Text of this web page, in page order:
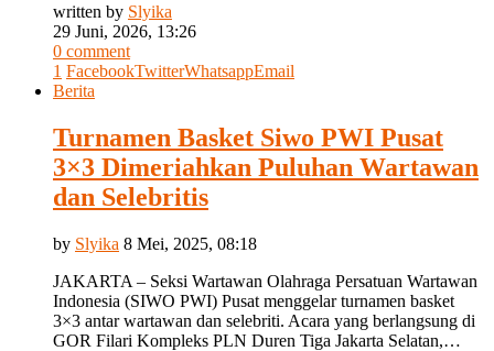
written by Slyika
29 Juni, 2026, 13:26
0 comment
1 FacebookTwitterWhatsappEmail
Berita
Turnamen Basket Siwo PWI Pusat
3×3 Dimeriahkan Puluhan Wartawan
dan Selebritis
by Slyika 8 Mei, 2025, 08:18
JAKARTA – Seksi Wartawan Olahraga Persatuan Wartawan
Indonesia (SIWO PWI) Pusat menggelar turnamen basket
3×3 antar wartawan dan selebriti. Acara yang berlangsung di
GOR Filari Kompleks PLN Duren Tiga Jakarta Selatan,…